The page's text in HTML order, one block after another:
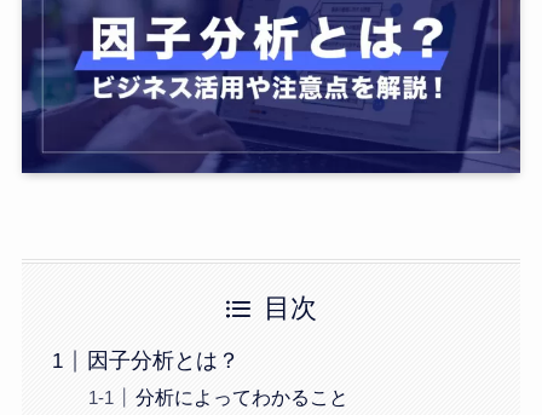
目次
因子分析とは？
分析によってわかること